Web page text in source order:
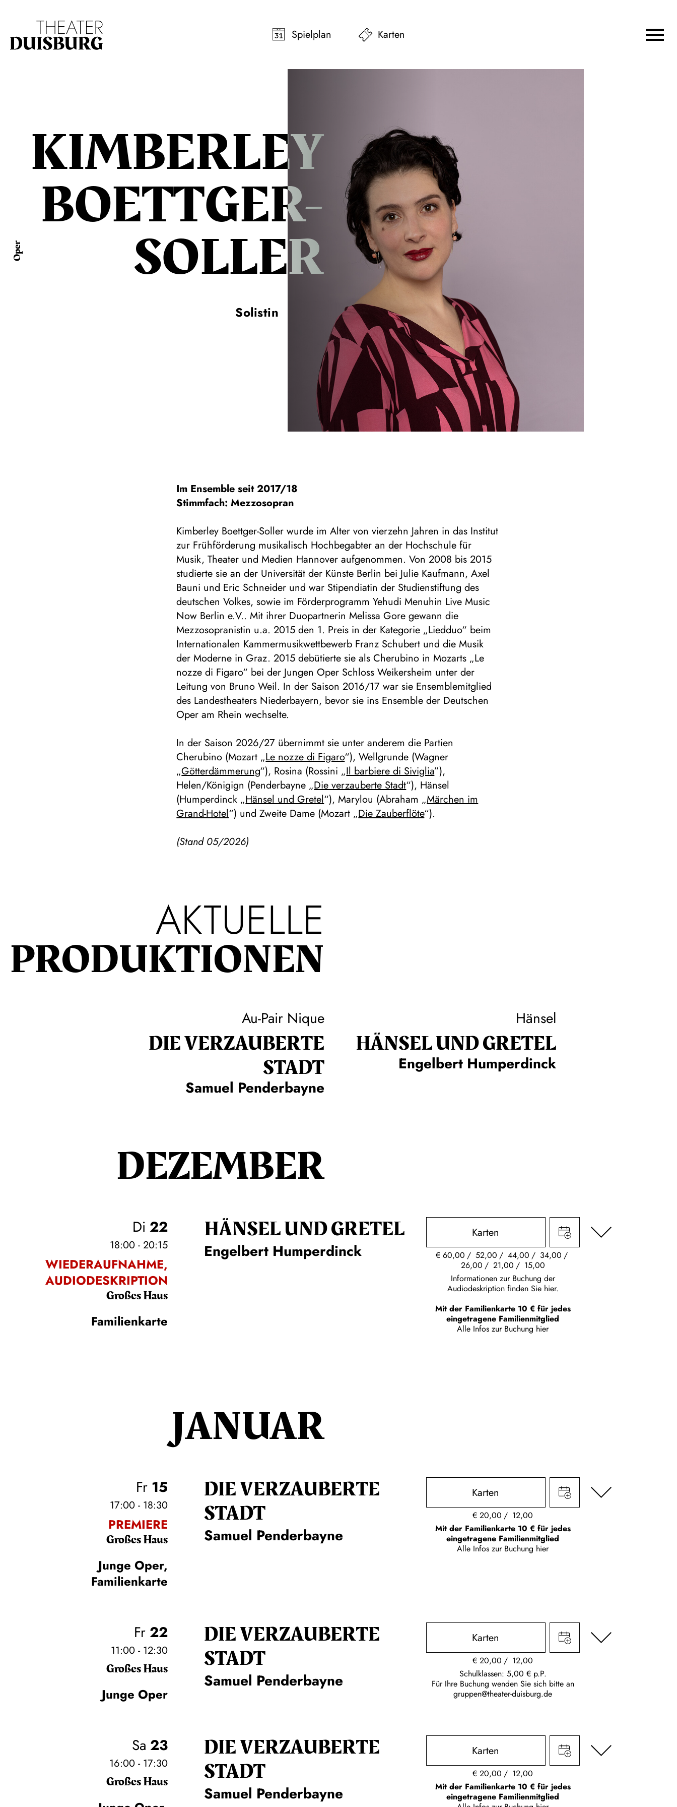
Spielplan
Karten
Oper
KIMBERLEY
BOETTGER-
SOLLER
Solistin
Im Ensemble seit 2017/18
Stimmfach: Mezzosopran
Kimberley Boettger-Soller wurde im Alter von vierzehn Jahren in das Institut
zur Frühförderung musikalisch Hochbegabter an der Hochschule für
Musik, Theater und Medien Hannover aufgenommen. Von 2008 bis 2015
studierte sie an der Universität der Künste Berlin bei Julie Kaufmann, Axel
Bauni und Eric Schneider und war Stipendiatin der Studienstiftung des
deutschen Volkes, sowie im Förderprogramm Yehudi Menuhin Live Music
Now Berlin e.V.. Mit ihrer Duopartnerin Melissa Gore gewann die
Mezzosopranistin u.a. 2015 den 1. Preis in der Kategorie „Liedduo“ beim
Internationalen Kammermusikwettbewerb Franz Schubert und die Musik
der Moderne in Graz. 2015 debütierte sie als Cherubino in Mozarts „Le
nozze di Figaro“ bei der Jungen Oper Schloss Weikersheim unter der
Leitung von Bruno Weil. In der Saison 2016/17 war sie Ensemblemitglied
des Landestheaters Niederbayern, bevor sie ins Ensemble der Deutschen
Oper am Rhein wechselte.
In der Saison 2026/27 übernimmt sie unter anderem die Partien
Cherubino (Mozart „Le nozze di Figaro“), Wellgrunde (Wagner
„Götterdämmerung“), Rosina (Rossini „Il barbiere di Siviglia”),
Helen/Königign (Penderbayne „Die verzauberte Stadt“), Hänsel
(Humperdinck „Hänsel und Gretel“), Marylou (Abraham „Märchen im
Grand-Hotel“) und Zweite Dame (Mozart „Die Zauberflöte“).
(Stand 05/2026)
AKTUELLE
PRODUKTIONEN
Au-Pair Nique
DIE VERZAUBERTE
STADT
Samuel Penderbayne
Hänsel
HÄNSEL UND GRETEL
Engelbert Humperdinck
DEZEMBER
Di 22
18:00 - 20:15
WIEDERAUFNAHME,
AUDIODESKRIPTION
Großes Haus
Familienkarte
HÄNSEL UND GRETEL
Engelbert Humperdinck
Karten
€60,00 52,00 44,00
34,00
26,00
21,00
15,00
Informationen zur Buchung der
Audiodeskription finden Sie hier.
Mit der Familienkarte 10 € für jedes
eingetragene Familienmitglied
Alle Infos zur Buchung hier
JANUAR
Fr 15
17:00 - 18:30
PREMIERE
Großes Haus
Junge Oper,
Familienkarte
DIE VERZAUBERTE
STADT
Samuel Penderbayne
Karten
€20,00
12,00
Mit der Familienkarte 10 € für jedes
eingetragene Familienmitglied
Alle Infos zur Buchung hier
Fr22
11:00 - 12:30
Großes Haus
Junge Oper
DIE VERZAUBERTE
STADT
Samuel Penderbayne
Karten
€20,00
12,00
Schulklassen: 5,00 € p.P.
Für Ihre Buchung wenden Sie sich bitte an
gruppen@theater-duisburg.de
Sa 23
16:00 - 17:30
Großes Haus
DIE VERZAUBERTE
STADT
Samuel Penderbayne
Karten
€20,00
12,00
Mit der Familienkarte 10 € für jedes
eingetragene Familienmitglied